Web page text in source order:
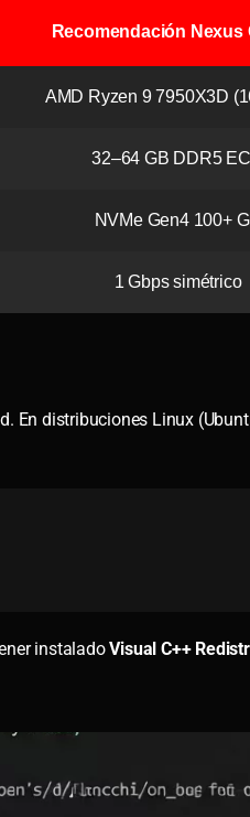
Recomendación Nexus
AMD Ryzen 9 7950X3D
32–64 GB DDR5
NVMe Gen4 100+
1 Gbps simétrico
En distribuciones Linux
instaladoVisual C++